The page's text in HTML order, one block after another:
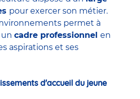
pour exercer son métier.
permet à
cadre professionnel en
aspirations et ses
d'accueil du jeune